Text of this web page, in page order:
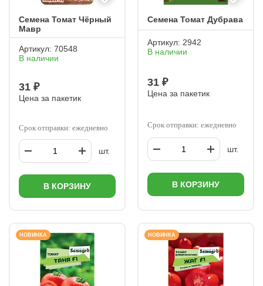
Семена Томат Чёрный
Мавр
Артикул: 70548
В наличии
31 ₽
Цена за пакетик
Срок отправки: ежедневно
шт.
В КОРЗИНУ
Семена Томат Дубрава
Артикул: 2942
В наличии
31 ₽
Цена за пакетик
Срок отправки: ежедневно
шт.
В КОРЗИНУ
НОВИНКА НОВИНКА